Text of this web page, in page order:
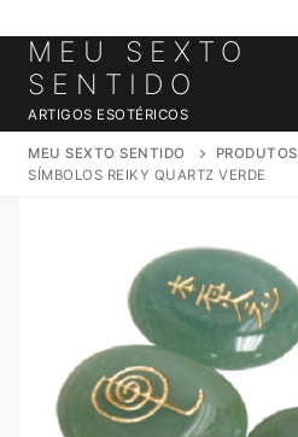
Saltar
para
conteúdo
MEU SEXTO
SENTIDO
ARTIGOS ESOTÉRICOS
MEU SEXTO SENTIDO
PRODUTOS
SÍMBOLOS REIKY QUARTZ VERDE